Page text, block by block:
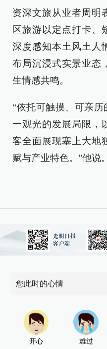
资深文旅从业者周明
区旅游以定点打卡、
深度感知本土风土人
布局沉浸式实景业态
生情感共鸣。
“依托可触摸、可亲
一观光的发展局限，
客全面展现塞上大地
赋与产业特色。”他说
您此时的心情
开心 难过